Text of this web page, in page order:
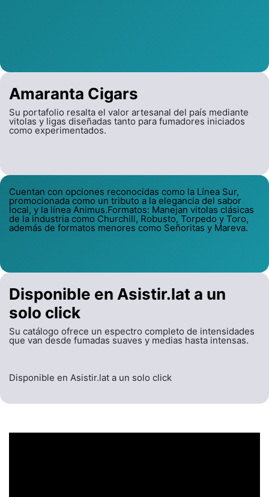
Amaranta Cigars
Su portafolio resalta el valor artesanal del país mediante
vitolas y ligas diseñadas tanto para fumadores iniciados
como experimentados.
Cuentan con opciones reconocidas como la Línea Sur,
promocionada como un tributo a la elegancia del sabor
local, y la línea Animus.Formatos: Manejan vitolas clásicas
de la industria como Churchill, Robusto, Torpedo y Toro,
además de formatos menores como Señoritas y Mareva.
Disponible en Asistir.lat a un
solo click
Su catálogo ofrece un espectro completo de intensidades
que van desde fumadas suaves y medias hasta intensas.
Disponible en Asistir.lat a un solo click